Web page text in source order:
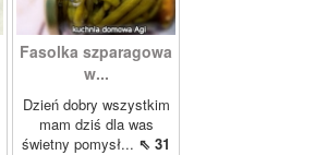
Fasolka szparagowa
w...
Dzień dobry wszystkim
mam dziś dla was
świetny pomysł... ⇖ 31